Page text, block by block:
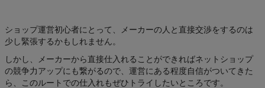
ショップ運営初心者にとって、メーカーの人と直接交渉をするのは
少し緊張するかもしれません。
しかし、メーカーから直接仕入れることができればネットショップ
の競争力アップにも繋がるので、運営にある程度自信がついてきた
ら、このルートでの仕入れもぜひトライしたいところです。